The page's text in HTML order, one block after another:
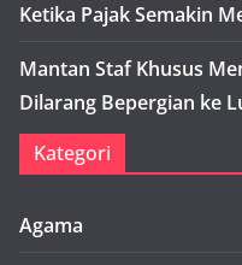
Ketika Pajak Semakin
Mantan Staf Khusus
Dilarang Bepergian ke
Kategori
Agama